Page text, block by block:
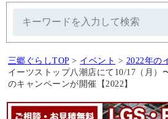
三郷ぐらしTOP > イベント > 2022年の
イーツストップ八潮店にて10/17（月）
のキャンペーンが開催【2022】